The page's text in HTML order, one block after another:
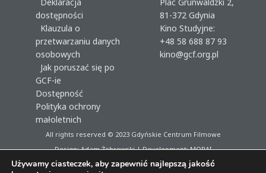
dostępności
Klauzula o
przetwarzaniu danych
osobowych
Jak poruszać się po
GCF-ie
Dostępność
Polityka ochrony
małoletnich
81-372 Gdynia
Kino Studyjne:
+48 58 688 87 93
kino@gcf.org.pl
All rights reserved © 2023Gdyńskie Centrum Filmowe
Design: Adam Żebrowski | Development:MORAI
Używamy ciasteczek, aby zapewnić najlepszą jakość